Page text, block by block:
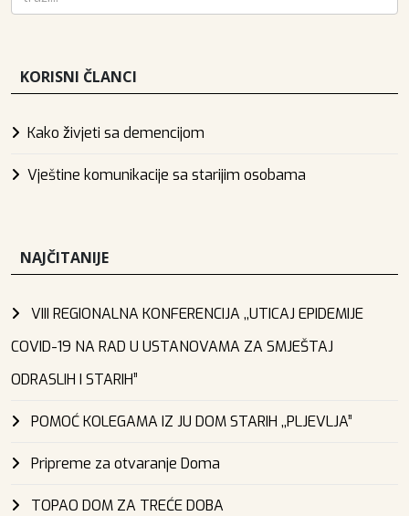
KORISNI ČLANCI
Kako živjeti sa demencijom
Vještine komunikacije sa starijim osobama
NAJČITANIJE
VIII REGIONALNA KONFERENCIJA ,,UTICAJ EPIDEMIJE
COVID-19 NA RAD U USTANOVAMA ZA SMJEŠTAJ
ODRASLIH I STARIH”
POMOĆ KOLEGAMA IZ JU DOM STARIH ,,PLJEVLJA”
Pripreme za otvaranje Doma
TOPAO DOM ZA TREĆE DOBA